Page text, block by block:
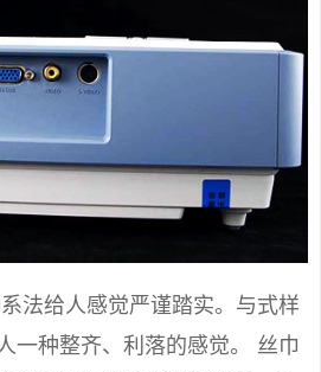
法给人感觉严谨踏实。与式样
一种整齐、利落的感觉。 丝巾